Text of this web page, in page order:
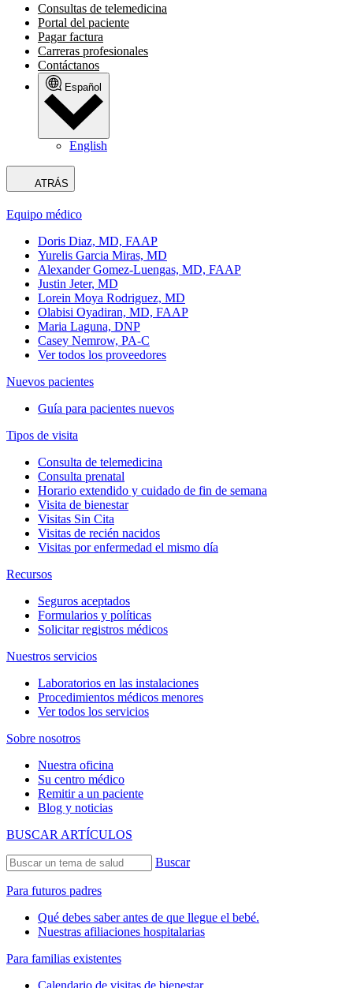
Consultas de telemedicina
Portal del paciente
Pagar factura
Carreras profesionales
Contáctanos
Español
English
ATRÁS
Equipo médico
Doris Diaz, MD, FAAP
Yurelis Garcia Miras, MD
Alexander Gomez-Luengas, MD, FAAP
Justin Jeter, MD
Lorein Moya Rodriguez, MD
Olabisi Oyadiran, MD, FAAP
Maria Laguna, DNP
Casey Nemrow, PA-C
Ver todos los proveedores
Nuevos pacientes
Guía para pacientes nuevos
Tipos de visita
Consulta de telemedicina
Consulta prenatal
Horario extendido y cuidado de fin de semana
Visita de bienestar
Visitas Sin Cita
Visitas de recién nacidos
Visitas por enfermedad el mismo día
Recursos
Seguros aceptados
Formularios y políticas
Solicitar registros médicos
Nuestros servicios
Laboratorios en las instalaciones
Procedimientos médicos menores
Ver todos los servicios
Sobre nosotros
Nuestra oficina
Su centro médico
Remitir a un paciente
Blog y noticias
BUSCAR ARTÍCULOS
Buscar
Para futuros padres
Qué debes saber antes de que llegue el bebé.
Nuestras afiliaciones hospitalarias
Para familias existentes
Calendario de visitas de bienestar